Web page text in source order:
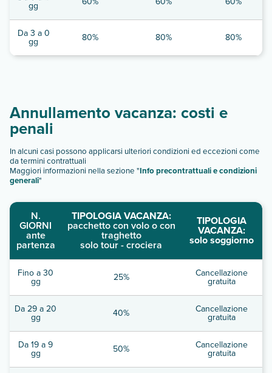
gg
Da 3 a 0
gg 80% 80% 80%
Annullamento vacanza: costi e
penali
In alcuni casi possono applicarsi ulteriori condizioni ed eccezioni come
da termini contrattuali
Maggiori informazioni nella sezione "Info precontrattuali e condizioni
generali"
N.
GIORNI
ante
partenza
TIPOLOGIA VACANZA:
pacchetto con volo o con
traghetto
solo tour - crociera
TIPOLOGIA
VACANZA:
solo soggiorno
Fino a 30
gg 25% Cancellazione
gratuita
Da 29 a 20
gg 40% Cancellazione
gratuita
Da 19 a 9
gg 50% Cancellazione
gratuita